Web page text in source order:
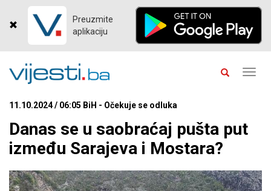
Preuzmite
aplikaciju
11.10.2024 / 06:05 BiH - Očekuje se odluka
Danas se u saobraćaj pušta put
između Sarajeva i Mostara?